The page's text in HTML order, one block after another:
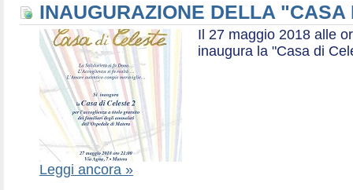
INAUGURAZIONE DELLA
Il 27 maggio 2018 alle
inaugura la "Casa di
Leggi ancora »